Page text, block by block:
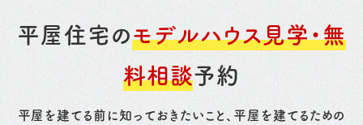
平屋住宅のモデルハウス見学・無
料相談予約
平屋を建てる前に知っておきたいこと、平屋を建てるための